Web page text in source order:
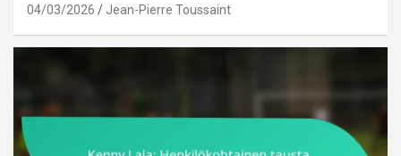
04/03/2026 Jean-Pierre Toussaint